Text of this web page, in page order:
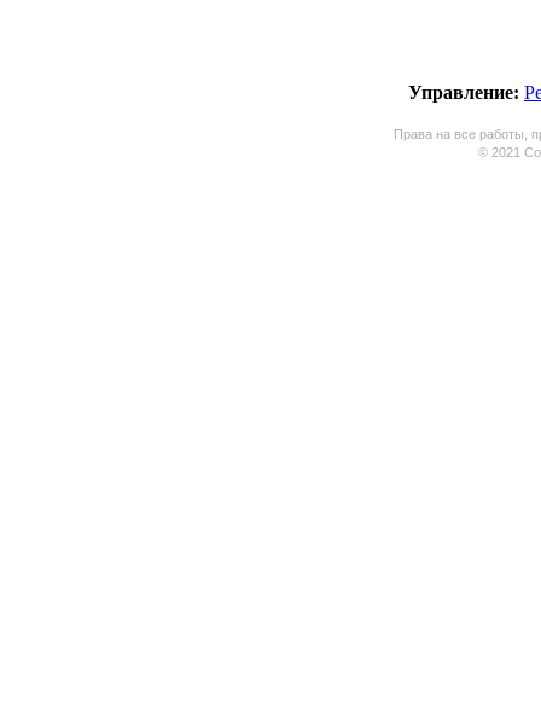
Управление:
Права на все работы,
© 2021